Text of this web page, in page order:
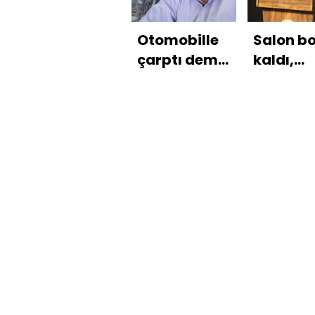
Otomobille
çarptı demir
Salon
kaldı,